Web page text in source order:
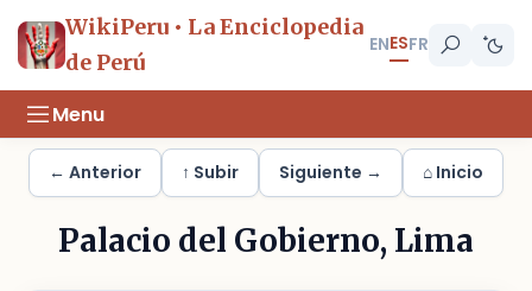
WikiPeru • La Enciclopedia
de Perú
ENESFR
Menu
← Anterior ↑ Subir Siguiente → ⌂ Inicio
Palacio del Gobierno, Lima